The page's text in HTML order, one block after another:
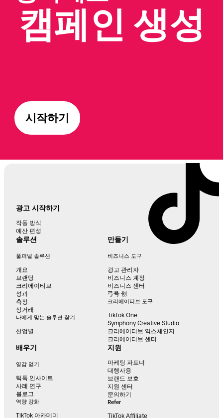
캠페인 생성
시작하기
광고 시작하기
작동 방식
예산 편성
솔루션
풀퍼널 솔루션
개요
브랜딩
크리에이티브
성과
측정
상거래
나에게 맞는 솔루션 찾기
산업별
만들기
비즈니스 도구
광고 관리자
비즈니스 계정
비즈니스 센터
弓号 创
크리에이티브 도구
TikTok One
Symphony Creative Studio
크리에이티브 익스체인지
크리에이티브 센터
배우기
영감 얻기
틱톡 인사이트
사례 연구
블로그
역량 강화
TikTok 아카데미
지원
마케팅 파트너
대행사용
브랜드 보호
지원 센터
문의하기
Refer
TikTok Affiliate